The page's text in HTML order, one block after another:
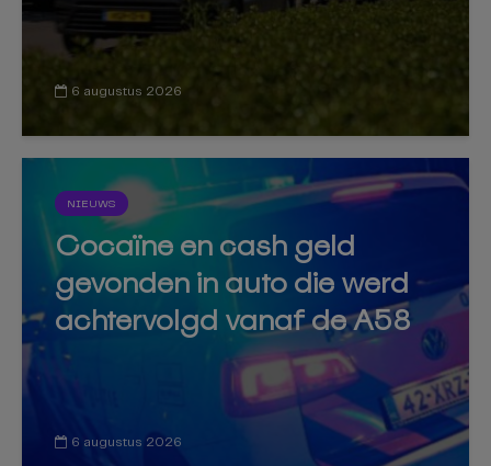
6 augustus 2026
NIEUWS
Cocaïne en cash geld
gevonden in auto die werd
achtervolgd vanaf de A58
6 augustus 2026